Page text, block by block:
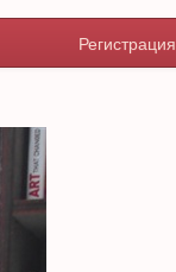
Регистрация